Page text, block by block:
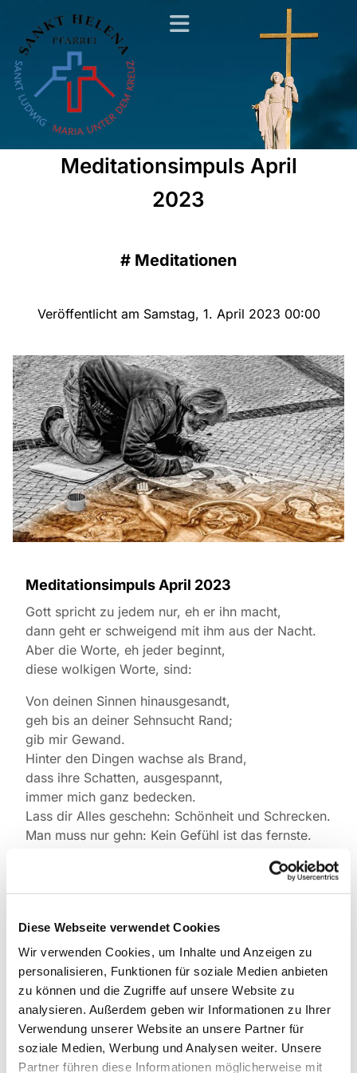
Diese Webseite verwendet Cookies
Wir verwenden Cookies, um Inhalte und Anzeigen zu
personalisieren, Funktionen für soziale Medien anbieten
zu können und die Zugriffe auf unsere Website zu
analysieren. Außerdem geben wir Informationen zu Ihrer
Verwendung unserer Website an unsere Partner für
soziale Medien, Werbung und Analysen weiter. Unsere
Partner führen diese Informationen möglicherweise mit
Meditationsimpuls April
2023
# Meditationen
Veröffentlicht am Samstag, 1. April 2023 00:00
Meditationsimpuls April 2023
Gott spricht zu jedem nur, eh er ihn macht,
dann geht er schweigend mit ihm aus der Nacht.
Aber die Worte, eh jeder beginnt,
diese wolkigen Worte, sind:
Von deinen Sinnen hinausgesandt,
geh bis an deiner Sehnsucht Rand;
gib mir Gewand.
Hinter den Dingen wachse als Brand,
dass ihre Schatten, ausgespannt,
immer mich ganz bedecken.
Lass dir Alles geschehn: Schönheit und Schrecken.
Man muss nur gehn: Kein Gefühl ist das fernste.
das sie das Leben nennen.
an seinem Ernste.
Gib mir die Hand.
Rainer Maria Rilke *1875 +1926